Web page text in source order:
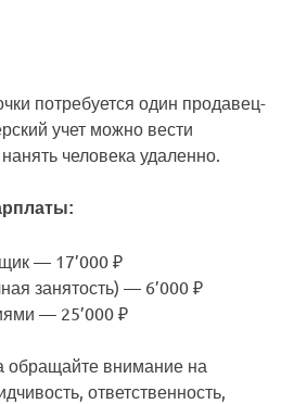
потребуется один продавец-
учет можно вести
человека удаленно.
— 17’000 ₽
занятость) — 6’000 ₽
— 25’000 ₽
обращайте внимание на
ответственность,